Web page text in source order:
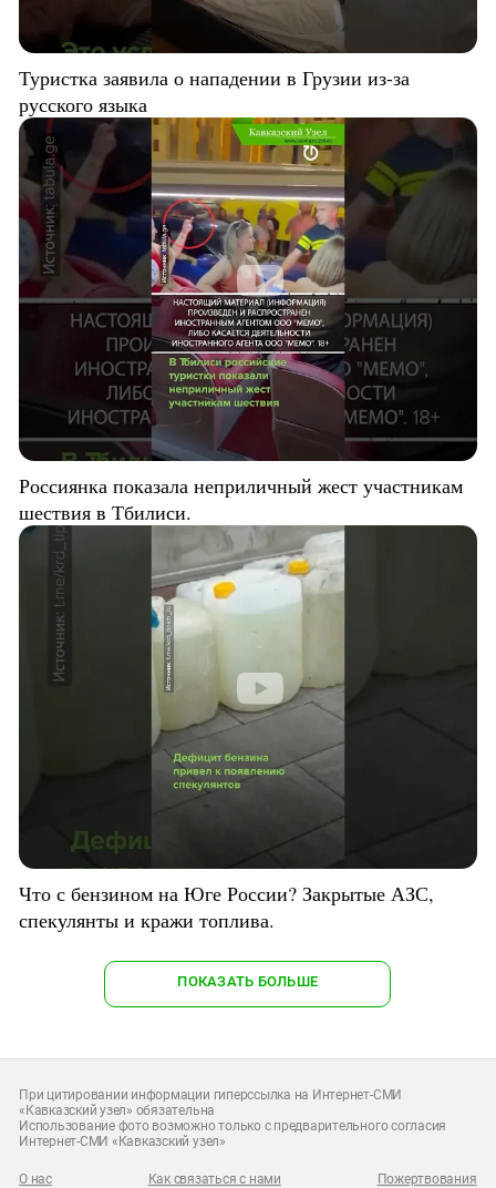
Туристка заявила о нападении в Грузии из-за
русского языка
Россиянка показала неприличный жест участникам
шествия в Тбилиси.
Что с бензином на Юге России? Закрытые АЗС,
спекулянты и кражи топлива.
ПОКАЗАТЬ БОЛЬШЕ
При цитировании информации гиперссылка на Интернет-СМИ
«Кавказский узел» обязательна
Использование фото возможно только с предварительного согласия
Интернет-СМИ «Кавказский узел»
О нас Как связаться с нами Пожертвования